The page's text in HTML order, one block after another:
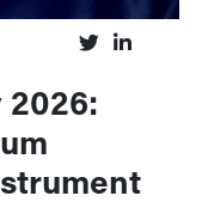
2026: